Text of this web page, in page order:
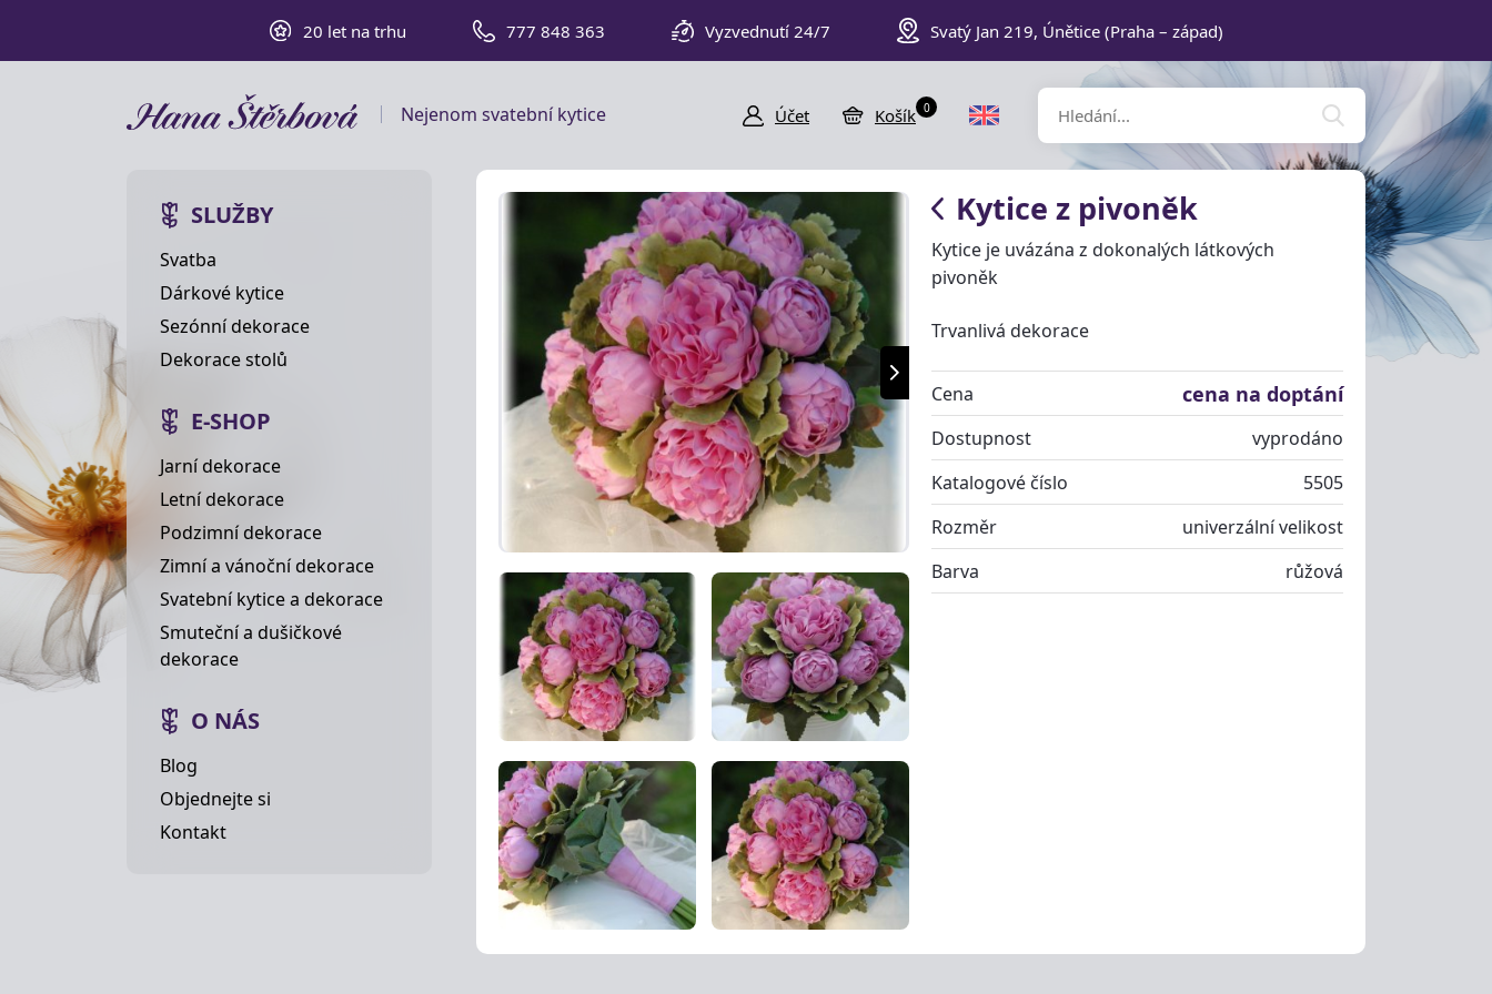
20 let na trhu 777 848 363 Vyzvednutí 24/7 Svatý Jan 219, Únětice (Praha – západ)
Nejenom svatební kytice Účet Košík 0
SLUŽBY
Svatba
Dárkové kytice
Sezónní dekorace
Dekorace stolů
E-SHOP
Jarní dekorace
Letní dekorace
Podzimní dekorace
Zimní a vánoční dekorace
Svatební kytice a dekorace
Smuteční a dušičkové
dekorace
O NÁS
Blog
Objednejte si
Kontakt
Kytice z pivoněk
Kytice je uvázána z dokonalých látkových
pivoněk
Trvanlivá dekorace
Cena cena na doptání
Dostupnost
vyprodáno
Katalogové číslo
5505
Rozměr
univerzální velikost
Barva
růžová